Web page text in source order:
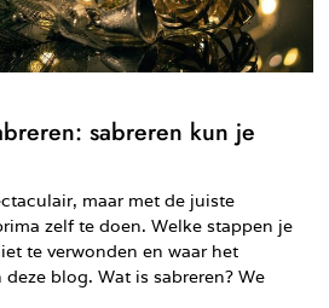
sabreren kun je
maar met de juiste
zelf te doen. Welke stappen je
te verwonden en waar het
blog. Wat is sabreren? We